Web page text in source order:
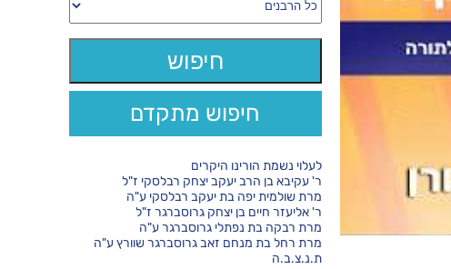
חיפוש מתקדם
לעלוי נשמת הורינו היקרים
ר' עקיבא בן הרב יעקב יצחק רבלסקי ז"ל
מרת שולמית יפה בת יעקב רבלסקי ע"ה
ר' אליעזר חיים בן יצחק גרוסברגר ז"ל
מרת רבקה בת נפתלי גרוסברגר ע"ה
מרת רחל בת מנחם זאב גרוסברגר שוורץ ע"ה
ת.נ.צ.ב.ה